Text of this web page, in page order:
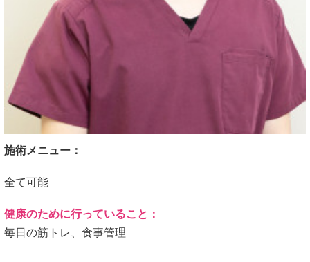
施術メニュー：
全て可能
健康のために行っていること：
毎日の筋トレ、食事管理